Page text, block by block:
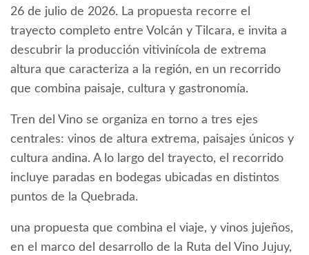
26 de julio de 2026. La propuesta recorre el
trayecto completo entre Volcán y Tilcara, e invita a
descubrir la producción vitivinícola de extrema
altura que caracteriza a la región, en un recorrido
que combina paisaje, cultura y gastronomía.
Tren del Vino se organiza en torno a tres ejes
centrales: vinos de altura extrema, paisajes únicos y
cultura andina. A lo largo del trayecto, el recorrido
incluye paradas en bodegas ubicadas en distintos
puntos de la Quebrada.
una propuesta que combina el viaje, y vinos jujeños,
en el marco del desarrollo de la Ruta del Vino Jujuy,